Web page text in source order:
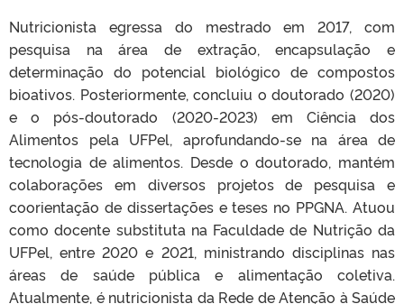
Nutricionista egressa do mestrado em 2017, com
pesquisa na área de extração, encapsulação e
determinação do potencial biológico de compostos
bioativos. Posteriormente, concluiu o doutorado (2020)
e o pós-doutorado (2020-2023) em Ciência dos
Alimentos pela UFPel, aprofundando-se na área de
tecnologia de alimentos. Desde o doutorado, mantém
colaborações em diversos projetos de pesquisa e
coorientação de dissertações e teses no PPGNA. Atuou
como docente substituta na Faculdade de Nutrição da
UFPel, entre 2020 e 2021, ministrando disciplinas nas
áreas de saúde pública e alimentação coletiva.
Atualmente, é nutricionista da Rede de Atenção à Saúde